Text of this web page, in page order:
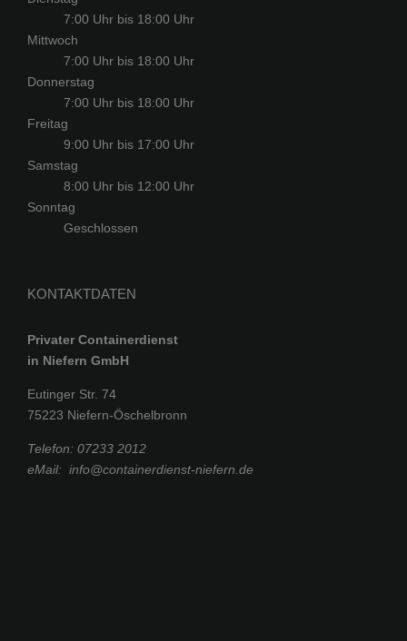
7:00 Uhr bis 18:00 Uhr
Mittwoch
7:00 Uhr bis 18:00 Uhr
Donnerstag
7:00 Uhr bis 18:00 Uhr
Freitag
9:00 Uhr bis 17:00 Uhr
Samstag
8:00 Uhr bis 12:00 Uhr
Sonntag
Geschlossen
KONTAKTDATEN
Privater Containerdienst
in Niefern GmbH
Eutinger Str. 74
75223 Niefern-Öschelbronn
Telefon: 07233 2012
eMail: info@containerdienst-niefern.de